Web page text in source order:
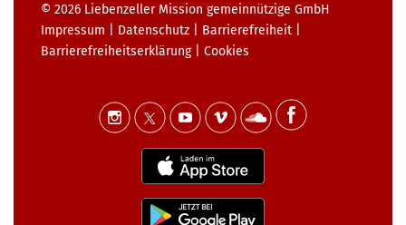
© 2026 Liebenzeller Mission gemeinnützige GmbH
Impressum
Datenschutz Barrierefreiheit
Barrierefreiheits­erklärung| Cookies